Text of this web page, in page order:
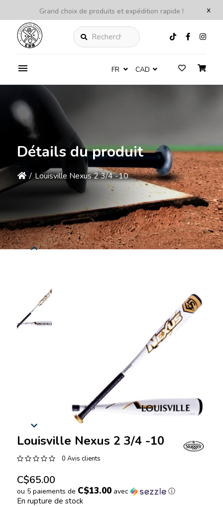
x
Grand choix de produits et expédition rapide !
Rechercher
FR CAD
Détails du produit
/ Louisville Nexus 2 3/4 -10
Louisville Nexus 2 3/4 -10
0 Avis clients
C$65.00
ou 5 paiements de C$13.00avec ⓘ
En rupture de stock